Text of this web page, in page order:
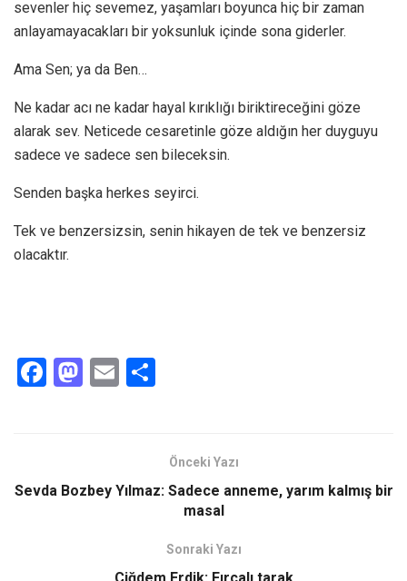
sevenler hiç sevemez, yaşamları boyunca hiç bir zaman
anlayamayacakları bir yoksunluk içinde sona giderler.
Ama Sen; ya da Ben…
Ne kadar acı ne kadar hayal kırıklığı biriktireceğini göze
alarak sev. Neticede cesaretinle göze aldığın her duyguyu
sadece ve sadece sen bileceksin.
Senden başka herkes seyirci.
Tek ve benzersizsin, senin hikayen de tek ve benzersiz
olacaktır.
F
o
M
d
E
Önceki Yazı
Sevda Bozbey Yılmaz: Sadece anneme, yarım kalmış bir
masal
Sonraki Yazı